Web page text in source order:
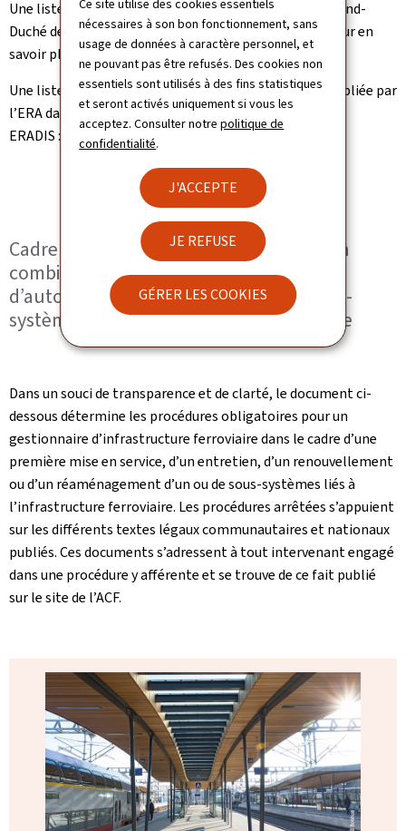
Ce site utilise des cookies essentiels
nécessaires à son bon fonctionnement, sans
usage de données à caractère personnel, et
ne pouvant pas être refusés. Des cookies non
essentiels sont utilisés à des fins statistiques
et seront activés uniquement si vous les
acceptez. Consulter notrepolitique de
confidentialité.
J'ACCEPTE
JE REFUSE
GÉRER LES COOKIES
Une liste des organismes compétents/désignés au Grand-
Duché de Luxembourg est publiée par l’ACF (Boîte "Pour en
savoir plus" ci-dessous)
Une liste des organismes d’évaluation (CSM RA) est publiée par
l’ERA dans la base de données
ERADIS :
https://eradis.era.europa.eu/default.aspx
Cadre legal de procédures à appliquer en
combinaison avec toute demande
d’autorisation de mise en service de sous-
systèmes lies à l’infrastructure ferroviaire
Dans un souci de transparence et de clarté, le document ci-
dessous détermine les procédures obligatoires pour un
gestionnaire d’infrastructure ferroviaire dans le cadre d’une
première mise en service, d’un entretien, d’un renouvellement
ou d’un réaménagement d’un ou de sous-systèmes liés à
l’infrastructure ferroviaire. Les procédures arrêtées s’appuient
sur les différents textes légaux communautaires et nationaux
publiés. Ces documents s’adressent à tout intervenant engagé
dans une procédure y afférente et se trouve de ce fait publié
sur le site de l’ACF.